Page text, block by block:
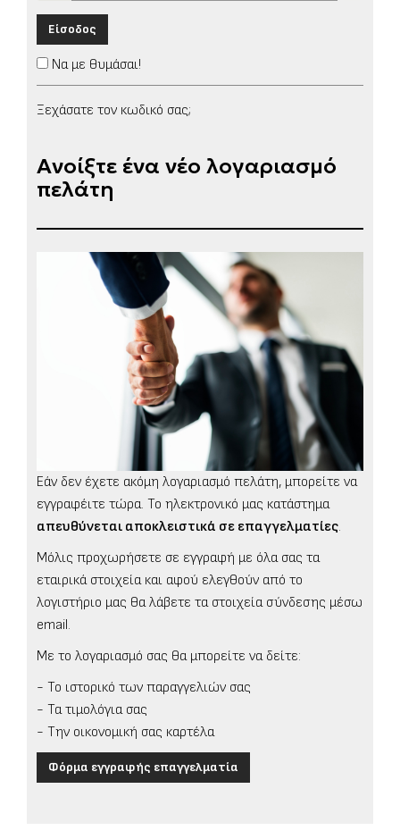
Είσοδος
Να με θυμάσαι!
Ξεχάσατε τον κωδικό σας;
Ανοίξτε ένα νέο λογαριασμό
πελάτη
Εάν δεν έχετε ακόμη λογαριασμό πελάτη, μπορείτε να
εγγραφέιτε τώρα. Το ηλεκτρονικό μας κατάστημα
απευθύνεται αποκλειστικά σε επαγγελματίες.
Μόλις προχωρήσετε σε εγγραφή με όλα σας τα
εταιρικά στοιχεία και αφού ελεγθούν από το
λογιστήριο μας θα λάβετε τα στοιχεία σύνδεσης μέσω
email.
Με το λογαριασμό σας θα μπορείτε να δείτε:
- Το ιστορικό των παραγγελιών σας
- Τα τιμολόγια σας
- Την οικονομική σας καρτέλα
Φόρμα εγγραφής επαγγελματία